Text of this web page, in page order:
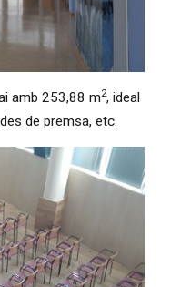
amb 253,88 m2, ideal
de premsa, etc.